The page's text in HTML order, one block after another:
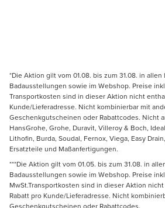
*Die Aktion gilt vom 01.08. bis zum 31.08. in
Badausstellungen sowie im Webshop. Preise
Transportkosten sind in dieser Aktion nicht
Kunde/Lieferadresse. Nicht kombinierbar mit
Geschenkgutscheinen oder Rabattcodes. Nicht
HansGrohe, Grohe, Duravit, Villeroy & Boch,
Lithofin, Burda, Soudal, Fernox, Viega, Easy
Ersatzteile und Maßanfertigungen.
***Die Aktion gilt vom 01.05. bis zum 31.08. in
Badausstellungen sowie im Webshop. Preise
MwSt.Transportkosten sind in dieser Aktion
Rabatt pro Kunde/Lieferadresse. Nicht